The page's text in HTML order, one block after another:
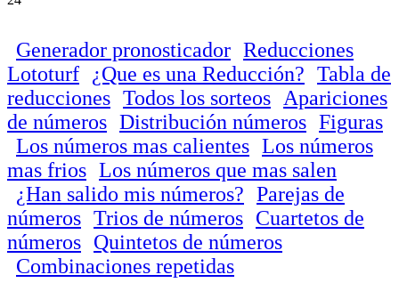
Generador pronosticador Reducciones
Lototurf
¿Que es una Reducción? Tabla de
reducciones Todos los sorteos
Apariciones
de números Distribución números Figuras
Los números mas calientes Los números
mas frios Los números que mas salen
¿Han salido mis números? Parejas de
números Trios de números Cuartetos de
números Quintetos de números
Combinaciones repetidas